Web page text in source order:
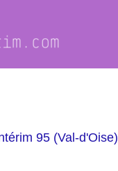
95 (Val-d'Oise)